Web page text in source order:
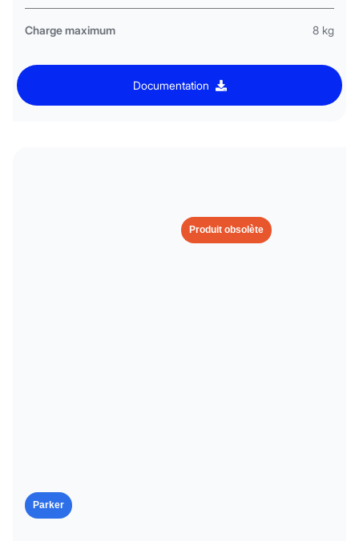
Charge maximum 8 kg
Documentation
Parker
Produit obsolète